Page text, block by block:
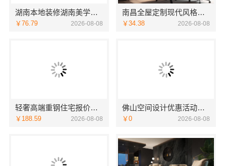
湖南本地装修湖南美学筑家建材商铺装修湖南美学筑家
￥76.79 2026-08-08
南昌全屋定制现代风格施工队_江西尚宅尚品
￥34.38 2026-08-08
轻奢高端重钢住宅报价，云南晟构建筑建材有限公司
￥188.59 2026-08-08
佛山空间设计优惠活动售后无忧广东鼎饰空间装饰工程有限公司
￥0 2026-08-08